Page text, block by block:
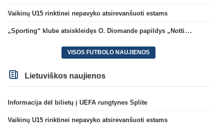
Vaikinų U15 rinktinei nepavyko atsirevanšuoti estams
„Sporting“ klube atsiskleidęs O. Diomande papildys „Nottingham“ gretas
VISOS FUTBOLO NAUJIENOS
Lietuviškos naujienos
Informacija dėl bilietų į UEFA rungtynes Splite
Vaikinų U15 rinktinei nepavyko atsirevanšuoti estams